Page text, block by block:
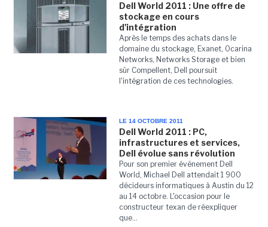
Dell World 2011 : Une offre de
stockage en cours
d'intégration
Après le temps des achats dans le
domaine du stockage, Exanet, Ocarina
Networks, Networks Storage et bien
sûr Compellent, Dell poursuit
l'intégration de ces technologies.
LE 14 OCTOBRE 2011
Dell World 2011 : PC,
infrastructures et services,
Dell évolue sans révolution
Pour son premier événement Dell
World, Michael Dell attendait 1 900
décideurs informatiques à Austin du 12
au 14 octobre. L'occasion pour le
constructeur texan de réexpliquer
que...